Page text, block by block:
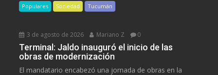
Populares Sociedad Tucumán
3 de agosto de 2026 Mariano Z 0
Terminal: Jaldo inauguró el inicio de las
obras de modernización
El mandatario encabezó una jornada de obras en la